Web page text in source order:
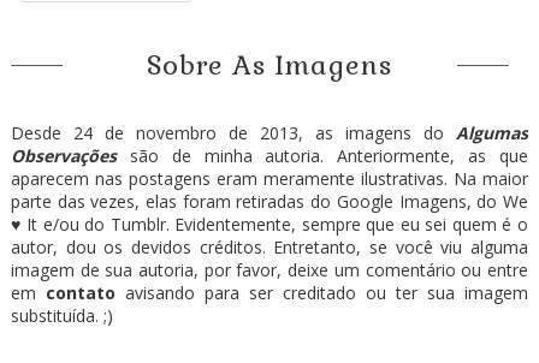
Sobre As Imagens
Desde 24 de novembro de 2013, as imagens doAlgumas
Observaçõessão de minha autoria. Anteriormente, as que
aparecem nas postagens eram meramente ilustrativas. Na maior
parte das vezes, elas foram retiradas do Google Imagens, do We
♥ It e/ou do Tumblr. Evidentemente, sempre que eu sei quem é o
autor, dou os devidos créditos. Entretanto, se você viu alguma
imagem de sua autoria, por favor, deixe um comentário ou entre
em contato avisando para ser creditado ou ter sua imagem
substituída. ;)